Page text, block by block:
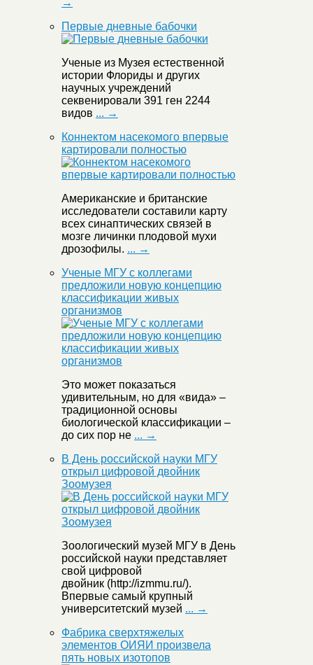
→
Первые дневные бабочки
Ученые из Музея естественной
истории Флориды и других
научных учреждений
секвенировали 391 ген 2244
видов ... →
Коннектом насекомого впервые
картировали полностью
Американские и британские
исследователи составили карту
всех синаптических связей в
мозге личинки плодовой мухи
дрозофилы. ... →
Ученые МГУ с коллегами
предложили новую концепцию
классификации живых
организмов
Это может показаться
удивительным, но для «вида» –
традиционной основы
биологической классификации –
до сих пор не ... →
В День российской науки МГУ
открыл цифровой двойник
Зоомузея
Зоологический музей МГУ в День
российской науки представляет
свой цифровой
двойник (http://izmmu.ru/).
Впервые самый крупный
университетский музей ... →
Фабрика сверхтяжелых
элементов ОИЯИ произвела
пять новых изотопов